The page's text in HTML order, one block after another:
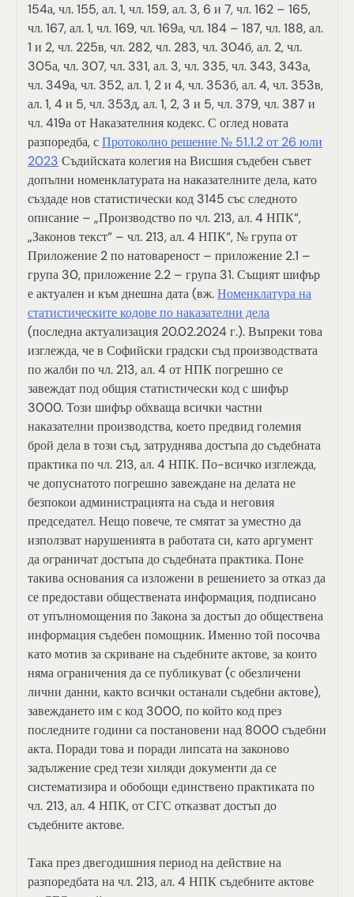
154а, чл. 155, ал. 1, чл. 159, ал. 3, 6 и 7, чл. 162 – 165,
чл. 167, ал. 1, чл. 169, чл. 169а, чл. 184 – 187, чл. 188, ал.
1 и 2, чл. 225в, чл. 282, чл. 283, чл. 304б, ал. 2, чл.
305а, чл. 307, чл. 331, ал. 3, чл. 335, чл. 343, 343а,
чл. 349а, чл. 352, ал. 1, 2 и 4, чл. 353б, ал. 4, чл. 353в,
ал. 1, 4 и 5, чл. 353д, ал. 1, 2, 3 и 5, чл. 379, чл. 387 и
чл. 419а от Наказателния кодекс. С оглед новата
разпоредба, сПротоколно решение № 51.1.2 от 26 юли
2023 Съдийската колегия на Висшия съдебен съвет
допълни номенклатурата на наказателните дела, като
създаде нов статистически код 3145 със следното
описание – „Производство по чл. 213, ал. 4 НПК“,
„Законов текст“ – чл. 213, ал. 4 НПК“, № група от
Приложение 2 по натовареност – приложение 2.1 –
група 30, приложение 2.2 – група 31. Същият шифър
е актуален и към днешна дата (вж.Номенклатура на
статистическите кодове по наказателни дела
(последна актуализация 20.02.2024 г.). Въпреки това
изглежда, че в Софийски градски съд производствата
по жалби по чл. 213, ал. 4 от НПК погрешно се
завеждат под общия статистически код с шифър
3000. Този шифър обхваща всички частни
наказателни производства, което предвид големия
брой дела в този съд, затруднява достъпа до съдебната
практика по чл. 213, ал. 4 НПК. По-всичко изглежда,
че допуснатото погрешно завеждане на делата не
безпокои администрацията на съда и неговия
председател. Нещо повече, те смятат за уместно да
използват нарушенията в работата си, като аргумент
да ограничат достъпа до съдебната практика. Поне
такива основания са изложени в решението за отказ да
се предостави обществената информация, подписано
от упълномощения по Закона за достъп до обществена
информация съдебен помощник. Именно той посочва
като мотив за скриване на съдебните актове, за които
няма ограничения да се публикуват (с обезличени
лични данни, както всички останали съдебни актове),
завеждането им с код 3000, по който код през
последните години са постановени над 8000 съдебни
акта. Поради това и поради липсата на законово
задължение сред тези хиляди документи да се
систематизира и обобощи единствено практиката по
чл. 213, ал. 4 НПК, от СГС отказват достъп до
съдебните актове.
Така през двегодишния период на действие на
разпоредбата на чл. 213, ал. 4 НПК съдебните актове